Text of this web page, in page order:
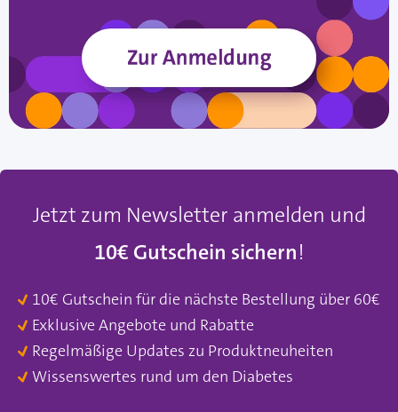
Jetzt zum Newsletter anmelden und
10€ Gutschein sichern!
10€ Gutschein für die nächste Bestellung über 60€
Exklusive Angebote und Rabatte
Regelmäßige Updates zu Produktneuheiten
Wissenswertes rund um den Diabetes